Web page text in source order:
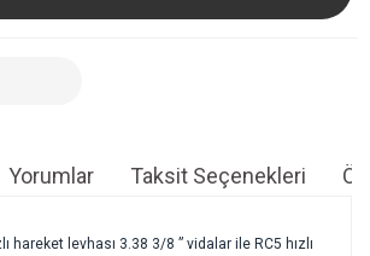
Yorumlar Taksit Seçenekleri
hareket levhası 3.38 3/8 ” vidalar ile RC5 hızlı